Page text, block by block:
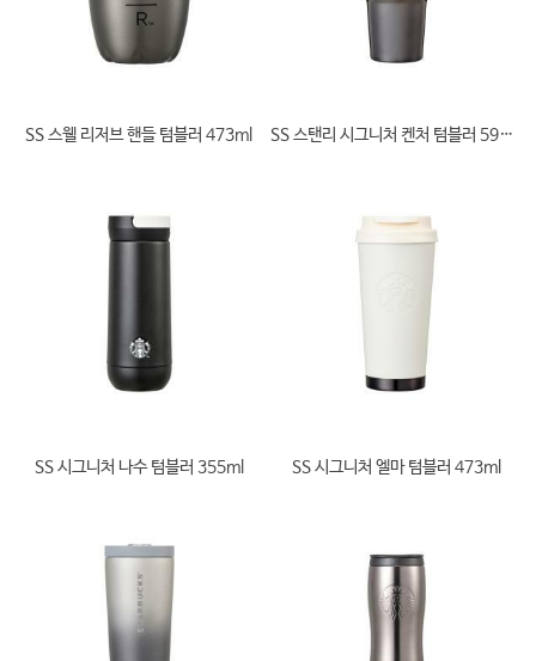
SS 스웰 리저브 핸들 텀블러 473ml SS 스탠리 시그니처 켄처 텀블러 591ml
SS 시그니처 나수 텀블러 355ml SS 시그니처 엘마 텀블러 473ml